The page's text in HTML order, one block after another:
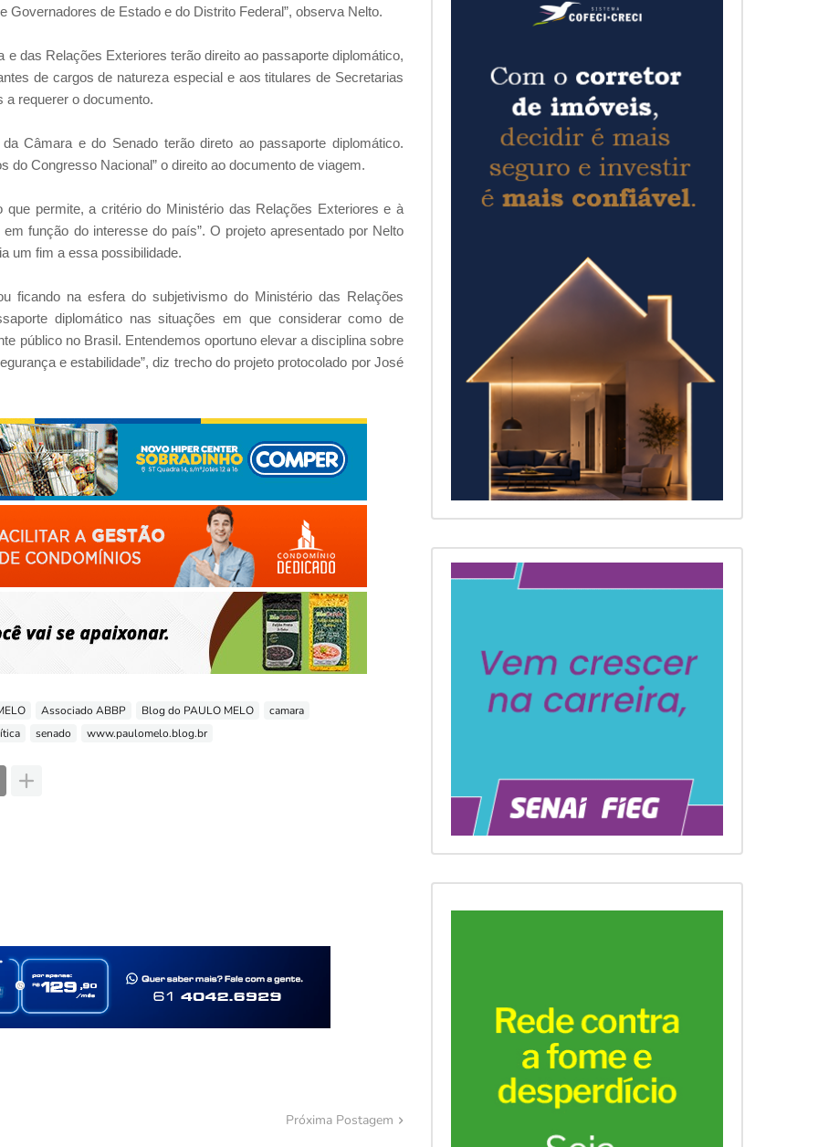
de Estado e do Distrito Federal”, observa Nelto.
das Relações Exteriores terão direito ao passaporte diplomático,
de cargos de natureza especial e aos titulares de Secretarias
a requerer o documento.
Câmara e do Senado terão direto ao passaporte diplomático.
do Congresso Nacional” o direito ao documento de viagem.
permite, a critério do Ministério das Relações Exteriores e à
função do interesse do país”. O projeto apresentado por Nelto
um fim a essa possibilidade.
ficando na esfera do subjetivismo do Ministério das Relações
diplomático nas situações em que considerar como de
público no Brasil. Entendemos oportuno elevar a disciplina sobre
e estabilidade”, diz trecho do projeto protocolado por José
Associado ABBP Blog do PAULO MELO
camara
senado www.paulomelo.blog.br
Próxima Postagem